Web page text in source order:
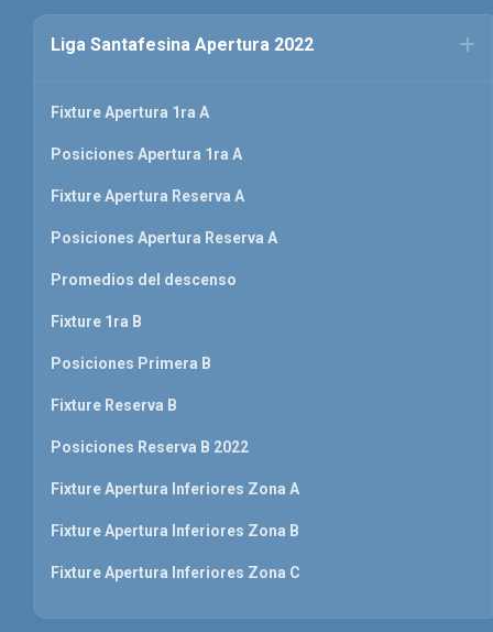
Liga Santafesina Apertura 2022
Fixture Apertura 1ra A
Posiciones Apertura 1ra A
Fixture Apertura Reserva A
Posiciones Apertura Reserva A
Promedios del descenso
Fixture 1ra B
Posiciones Primera B
Fixture Reserva B
Posiciones Reserva B 2022
Fixture Apertura Inferiores Zona A
Fixture Apertura Inferiores Zona B
Fixture Apertura Inferiores Zona C